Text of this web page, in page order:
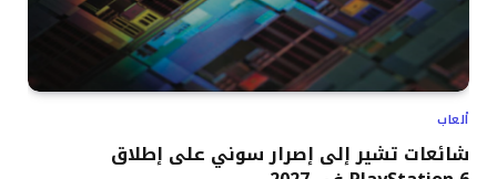
ألعاب
شائعات تشير إلى إصرار سوني على إطلاق